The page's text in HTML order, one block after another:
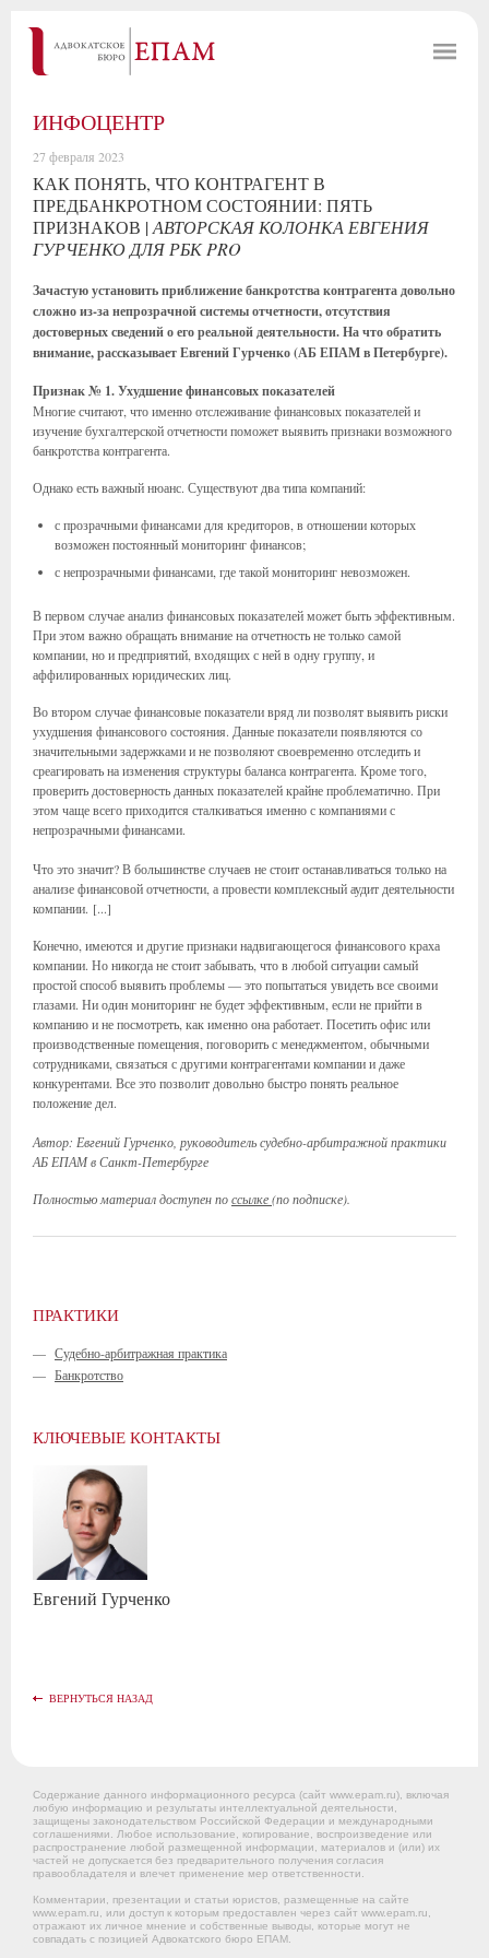
ИНФОЦЕНТР
27 февраля 2023
КАК ПОНЯТЬ, ЧТО КОНТРАГЕНТ В
ПРЕДБАНКРОТНОМ СОСТОЯНИИ: ПЯТЬ
ПРИЗНАКОВ |АВТОРСКАЯ КОЛОНКА ЕВГЕНИЯ
ГУРЧЕНКО ДЛЯ РБК PRO
Зачастую установить приближение банкротства контрагента довольно
сложно из-за непрозрачной системы отчетности, отсутствия
достоверных сведений о его реальной деятельности. На что обратить
внимание, рассказывает Евгений Гурченко (АБ ЕПАМ в Петербурге).
Признак № 1. Ухудшение финансовых показателей
Многие считают, что именно отслеживание финансовых показателей и
изучение бухгалтерской отчетности поможет выявить признаки возможного
банкротства контрагента.
Однако есть важный нюанс. Существуют два типа компаний:
с прозрачными финансами для кредиторов, в отношении которых
возможен постоянный мониторинг финансов;
с непрозрачными финансами, где такой мониторинг невозможен.
В первом случае анализ финансовых показателей может быть эффективным.
При этом важно обращать внимание на отчетность не только самой
компании, но и предприятий, входящих с ней в одну группу, и
аффилированных юридических лиц.
Во втором случае финансовые показатели вряд ли позволят выявить риски
ухудшения финансового состояния. Данные показатели появляются со
значительными задержками и не позволяют своевременно отследить и
среагировать на изменения структуры баланса контрагента. Кроме того,
проверить достоверность данных показателей крайне проблематично. При
этом чаще всего приходится сталкиваться именно с компаниями с
непрозрачными финансами.
Что это значит? В большинстве случаев не стоит останавливаться только на
анализе финансовой отчетности, а провести комплексный аудит деятельности
компании. [...]
Конечно, имеются и другие признаки надвигающегося финансового краха
компании. Но никогда не стоит забывать, что в любой ситуации самый
простой способ выявить проблемы — это попытаться увидеть все своими
глазами. Ни один мониторинг не будет эффективным, если не прийти в
компанию и не посмотреть, как именно она работает. Посетить офис или
производственные помещения, поговорить с менеджментом, обычными
сотрудниками, связаться с другими контрагентами компании и даже
конкурентами. Все это позволит довольно быстро понять реальное
положение дел.
Автор: Евгений Гурченко, руководитель судебно-арбитражной практики
АБ ЕПАМ в Санкт-Петербурге
Полностью материал доступен поссылке(по подписке).
ПРАКТИКИ
— Судебно-арбитражная практика
— Банкротство
КЛЮЧЕВЫЕ КОНТАКТЫ
Евгений Гурченко
ВЕРНУТЬСЯ НАЗАД
Содержание данного информационного ресурса (сайт www.epam.ru), включая
любую информацию и результаты интеллектуальной деятельности,
защищены законодательством Российской Федерации и международными
соглашениями. Любое использование, копирование, воспроизведение или
распространение любой размещенной информации, материалов и (или) их
частей не допускается без предварительного получения согласия
правообладателя и влечет применение мер ответственности.
Комментарии, презентации и статьи юристов, размещенные на сайте
www.epam.ru, или доступ к которым предоставлен через сайт www.epam.ru,
отражают их личное мнение и собственные выводы, которые могут не
совпадать с позицией Адвокатского бюро ЕПАМ.